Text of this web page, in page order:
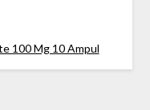
100 Mg 10 Ampul